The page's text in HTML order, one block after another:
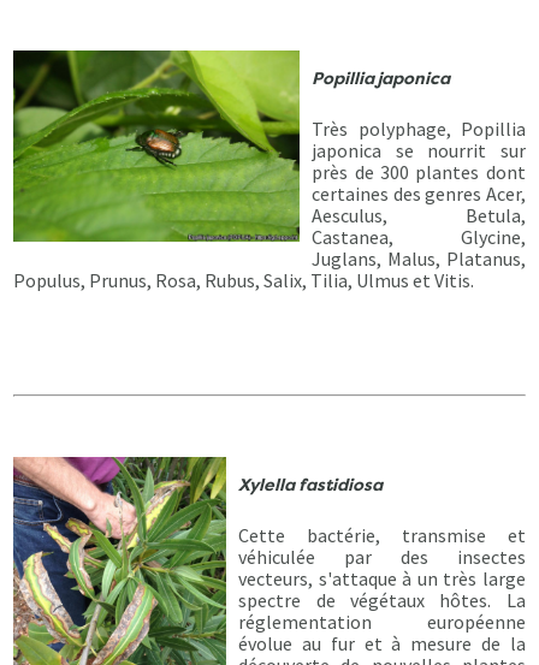
Popillia japonica
Très polyphage, Popillia
japonica se nourrit sur
près de 300 plantes dont
certaines des genres Acer,
Aesculus, Betula,
Castanea, Glycine,
Juglans, Malus, Platanus,
Populus, Prunus, Rosa, Rubus, Salix, Tilia, Ulmus et Vitis.
Xylella fastidiosa
Cette bactérie, transmise et
véhiculée par des insectes
vecteurs, s'attaque à un très large
spectre de végétaux hôtes. La
réglementation européenne
évolue au fur et à mesure de la